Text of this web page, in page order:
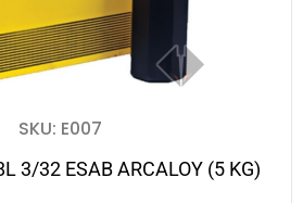
SKU: E007
3/32 ESAB ARCALOY (5 KG)